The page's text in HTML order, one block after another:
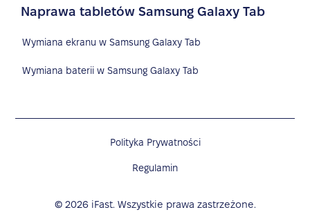
Naprawa tabletów Samsung Galaxy Tab
Wymiana ekranu w Samsung Galaxy Tab
Wymiana baterii w Samsung Galaxy Tab
© 2026 iFast. Wszystkie prawa zastrzeżone.
Polityka Prywatności
Regulamin